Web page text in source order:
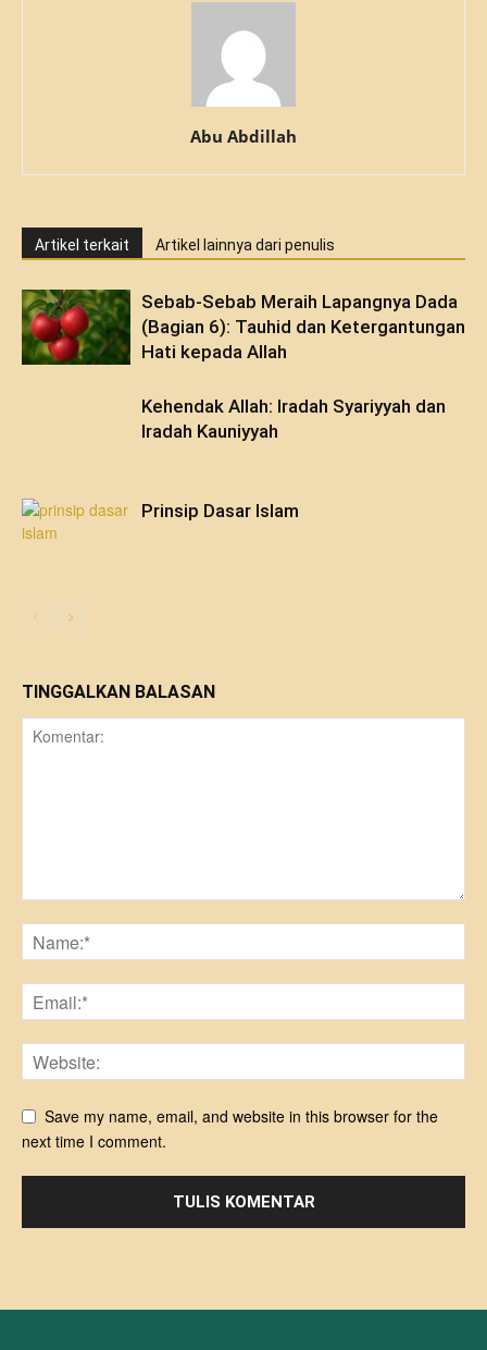
Abu Abdillah
Artikel terkait Artikel lainnya dari penulis
Sebab-Sebab Meraih Lapangnya Dada
(Bagian 6): Tauhid dan Ketergantungan
Hati kepada Allah
Kehendak Allah: Iradah Syariyyah dan
Iradah Kauniyyah
Prinsip Dasar Islam
TINGGALKAN BALASAN
Save my name, email, and website in this browser for the
next time I comment.